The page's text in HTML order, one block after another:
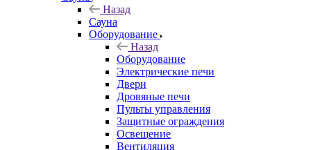
Назад
Сауна
Оборудование
Назад
Оборудование
Электрические печи
Двери
Дровяные печи
Пульты управления
Защитные ограждения
Освещение
Вентиляция